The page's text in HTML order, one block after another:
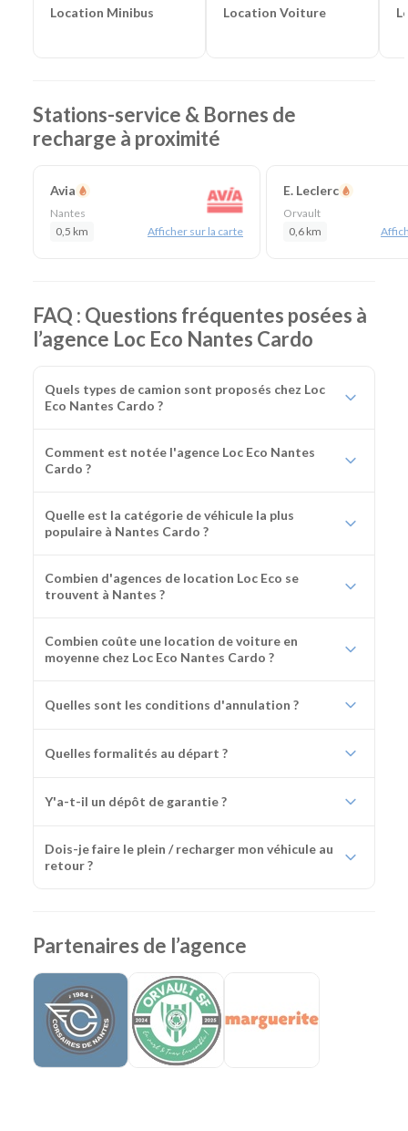
Location Minibus Location Voiture
Stations-service & Bornes de
recharge à proximité
Avia
Nantes
0,5 km
Afficher sur la carte
E. Leclerc
Orvault
0,6 km
FAQ : Questions fréquentes posées à
l’agence Loc Eco Nantes Cardo
Quels types de camion sont proposés chez Loc
Eco Nantes Cardo ?
Comment est notée l'agence Loc Eco Nantes
Cardo ?
Quelle est la catégorie de véhicule la plus
populaire à Nantes Cardo ?
Combien d'agences de location Loc Eco se
trouvent à Nantes ?
Combien coûte une location de voiture en
moyenne chez Loc Eco Nantes Cardo ?
Quelles sont les conditions d'annulation ?
Quelles formalités au départ ?
Y'a-t-il un dépôt de garantie ?
Dois-je faire le plein / recharger mon véhicule au
retour ?
Partenaires de l’agence